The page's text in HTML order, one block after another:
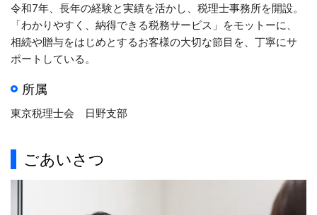
令和7年、長年の経験と実績を活かし、税理士事務所を開設。
「わかりやすく、納得できる税務サービス」をモットーに、
相続や贈与をはじめとするお客様の大切な節目を、丁寧にサ
ポートしている。
所属
東京税理士会 日野支部
ごあいさつ